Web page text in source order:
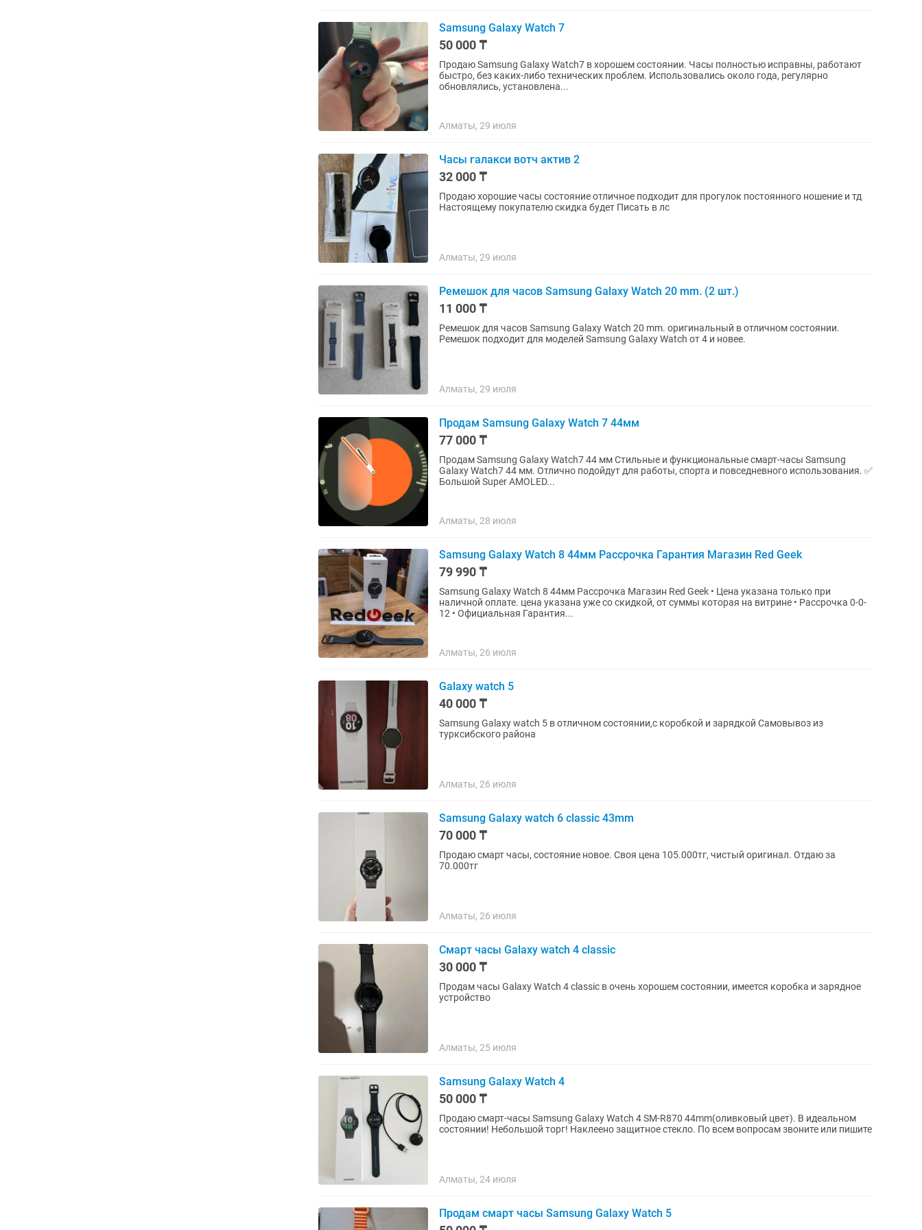
Samsung Galaxy Watch 7
50 000 ₸
Продаю Samsung Galaxy Watch7 в хорошем состоянии. Часы полностью исправны, работают
быстро, без каких-либо технических проблем. Использовались около года, регулярно
обновлялись, установлена...
Алматы, 29 июля
Часы галакси вотч актив 2
32 000 ₸
Продаю хорошие часы состояние отличное подходит для прогулок постоянного ношение и тд
Настоящему покупателю скидка будет Писать в лс
Алматы, 29 июля
Ремешок для часов Samsung Galaxy Watch 20 mm. (2 шт.)
11 000 ₸
Ремешок для часов Samsung Galaxy Watch 20 mm. оригинальный в отличном состоянии.
Ремешок подходит для моделей Samsung Galaxy Watch от 4 и новее.
Алматы, 29 июля
Продам Samsung Galaxy Watch 7 44мм
77 000 ₸
Продам Samsung Galaxy Watch7 44 мм Стильные и функциональные смарт-часы Samsung
Galaxy Watch7 44 мм. Отлично подойдут для работы, спорта и повседневного использования. ✅
Большой Super AMOLED...
Алматы, 28 июля
Samsung Galaxy Watch 8 44мм Рассрочка Гарантия Магазин Red Geek
79 990 ₸
Samsung Galaxy Watch 8 44мм Рассрочка Магазин Red Geek • Цена указана только при
наличной оплате. цена указана уже со скидкой, от суммы которая на витрине • Рассрочка 0-0-
12 • Официальная Гарантия...
Алматы, 26 июля
Galaxy watch 5
40 000 ₸
Samsung Galaxy watch 5 в отличном состоянии,с коробкой и зарядкой Самовывоз из
турксибского района
Алматы, 26 июля
Samsung Galaxy watch 6 classic 43mm
70 000 ₸
Продаю смарт часы, состояние новое. Своя цена 105.000тг, чистый оригинал. Отдаю за
70.000тг
Алматы, 26 июля
Смарт часы Galaxy watch 4 classic
30 000 ₸
Продам часы Galaxy Watch 4 classic в очень хорошем состоянии, имеется коробка и зарядное
устройство
Алматы, 25 июля
Samsung Galaxy Watch 4
50 000 ₸
Продаю смарт-часы Samsung Galaxy Watch 4 SM-R870 44mm(оливковый цвет). В идеальном
состоянии! Небольшой торг! Наклеено защитное стекло. По всем вопросам звоните или пишите
Алматы, 24 июля
Продам смарт часы Samsung Galaxy Watch 5